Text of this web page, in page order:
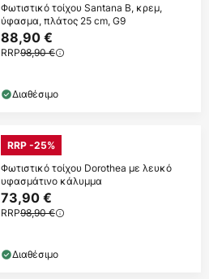
Φωτιστικό τοίχου Santana B, κρεμ,
ύφασμα, πλάτος 25 cm, G9
88,90 €
RRP98,90 €
Διαθέσιμο
RRP -25%
Φωτιστικό τοίχου Dorothea με λευκό
υφασμάτινο κάλυμμα
73,90 €
RRP98,90 €
Διαθέσιμο